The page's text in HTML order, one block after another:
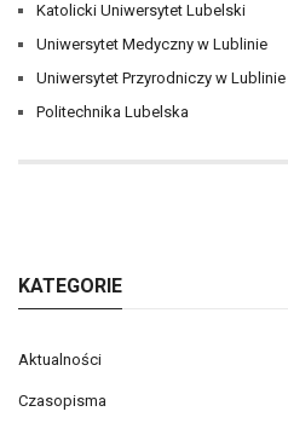
Katolicki Uniwersytet Lubelski
Uniwersytet Medyczny w Lublinie
Uniwersytet Przyrodniczy w Lublinie
Politechnika Lubelska
KATEGORIE
Aktualności
Czasopisma